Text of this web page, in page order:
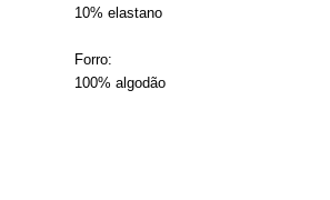
10% elastano
Forro:
100% algodão